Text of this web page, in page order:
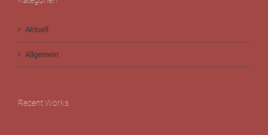
Aktuell
Allgemein
Recent Works